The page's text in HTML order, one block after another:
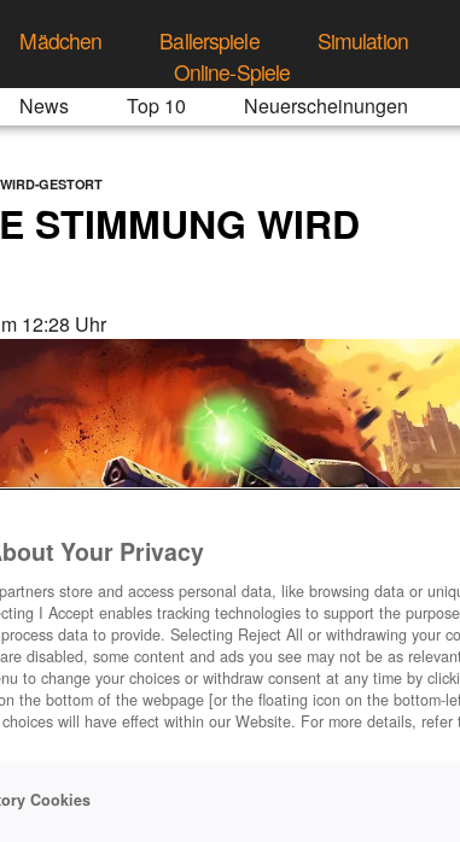
Mädchen Ballerspiele Simulation
Online-Spiele
News Top 10 Neuerscheinungen
GESTORT
STIMMUNG WIRD
12:28 Uhr
Your Privacy
partners store and access personal data, like browsing data or
I Accept enables tracking technologies to support the
data to provide. Selecting Reject All or withdrawing your
disabled, some content and ads you see may not be as
to change your choices or withdraw consent at any time by
the bottom of the webpage [or the floating icon on the bottom-
will have effect within our Website. For more details, refer
Cookies